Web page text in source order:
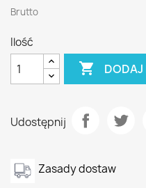
Brutto
Ilość

Udostępnij
Zasady dostaw